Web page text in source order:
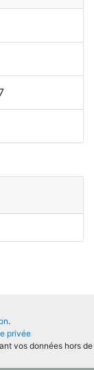
.
privée
vos données hors de